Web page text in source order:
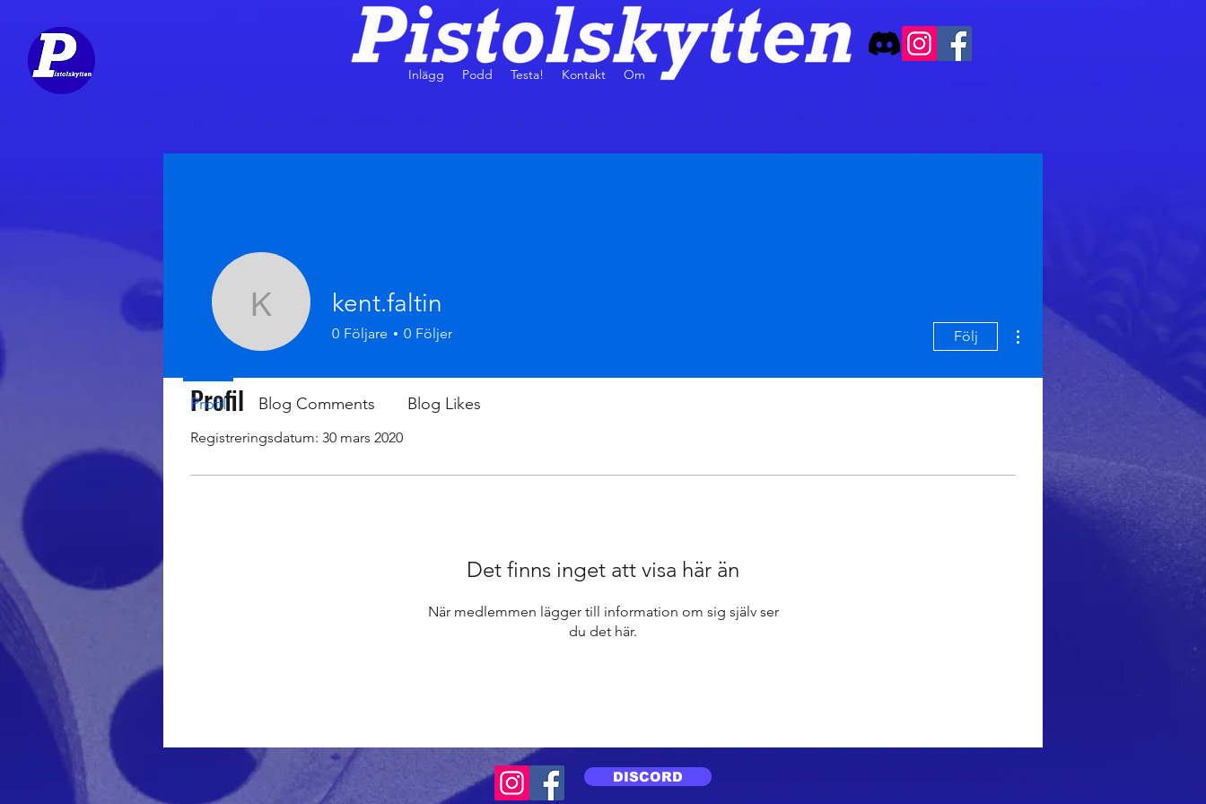
Inlägg Podd Testa! Kontakt Om
Profil
Registreringsdatum: 30 mars 2020
Det finns inget att visa här än
När medlemmen lägger till information om sig själv ser
du det här.
kent.faltin
kent.faltin
0 Följare 0 Följer Följ
Profil Blog Comments Blog Likes
DISCORD